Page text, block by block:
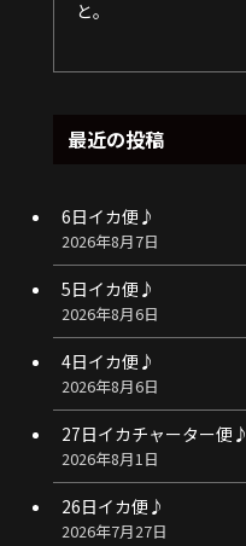
と。
最近の投稿
6日イカ便♪
2026年8月7日
5日イカ便♪
2026年8月6日
4日イカ便♪
2026年8月6日
27日イカチャーター便♪
2026年8月1日
26日イカ便♪
2026年7月27日